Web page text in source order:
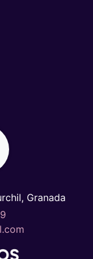
Granada